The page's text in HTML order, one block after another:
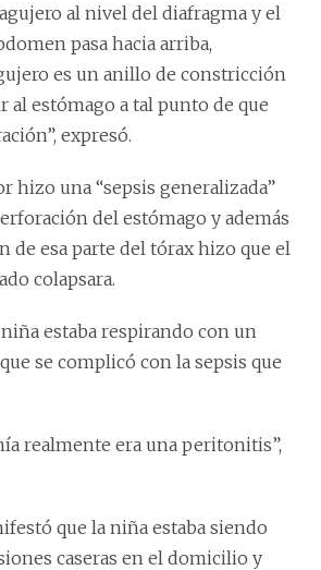
al nivel del diafragma y el
pasa hacia arriba,
es un anillo de constricción
al estómago a tal punto de que
expresó.
hizo una “sepsis generalizada”
del estómago y además
de esa parte del tórax hizo que el
colapsara.
estaba respirando con un
se complicó con la sepsis que
realmente era una peritonitis”,
que la niña estaba siendo
caseras en el domicilio y